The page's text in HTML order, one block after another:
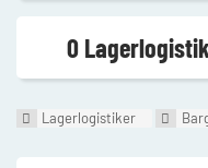
0
Lagerlogistiker